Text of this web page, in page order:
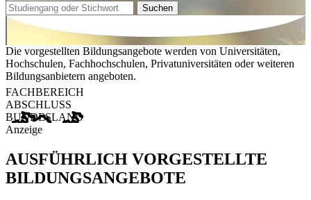
Suchen
Die vorgestellten Bildungsangebote werden von Universitäten,
Hochschulen, Fachhochschulen, Privatuniversitäten oder weiteren
Bildungsanbietern angeboten.
FACHBEREICH
ABSCHLUSS
BUNDESLAND
Anzeige
AUSFÜHRLICH VORGESTELLTE
BILDUNGSANGEBOTE